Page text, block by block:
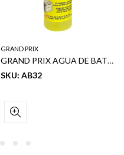
GRAND PRIX
GRAND PRIX AGUA DE BATERIA 32 OZ
SKU: AB32